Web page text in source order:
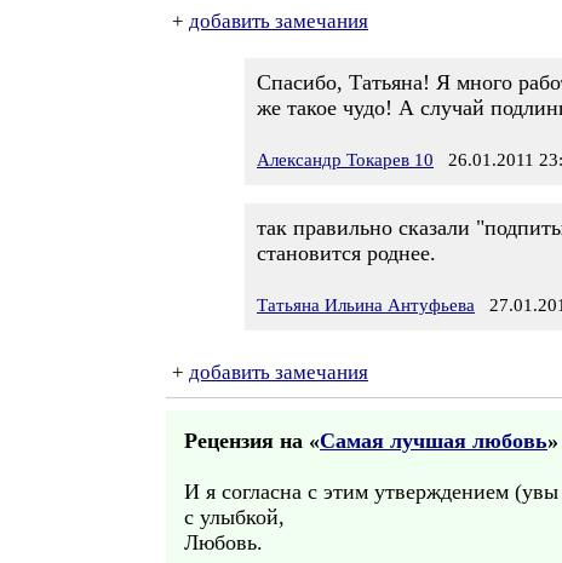
+ добавить замечания
Спасибо, Татьяна! Я много
же такое чудо! А случай
Александр Токарев 10 26.01.2011
так правильно сказали
становится роднее.
Татьяна Ильина Антуфьева
+ добавить замечания
Рецензия на «Самая лучшая любовь
И я согласна с этим утверждением
с улыбкой,
Любовь.